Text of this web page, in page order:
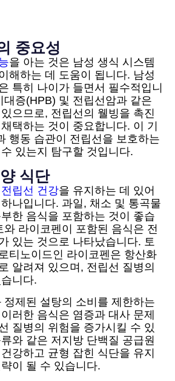
중요성
을 아는 것은 남성 생식 시스템
해하는 데 도움이 됩니다. 남성
특히 나이가 들면서 필수적입니
대증(HPB) 및 전립선암과 같은
으므로, 전립선의 웰빙을 촉진
택하는 것이 중요합니다. 이 기
행동 습관이 전립선을 보호하는
있는지 탐구할 것입니다.
식단
전립선 건강을 유지하는 데 있어
나입니다. 과일, 채소 및 통곡물
한 음식을 포함하는 것이 좋습
와 라이코펜이 포함된 음식은 전
있는 것으로 나타났습니다. 토
티노이드인 라이코펜은 항산화
알려져 있으며, 전립선 질병의
니다.
정제된 설탕의 소비를 제한하는
러한 음식은 염증과 대사 문제
질병의 위험을 증가시킬 수 있
와 같은 저지방 단백질 공급원
강하고 균형 잡힌 식단을 유지
이 될 수 있습니다.